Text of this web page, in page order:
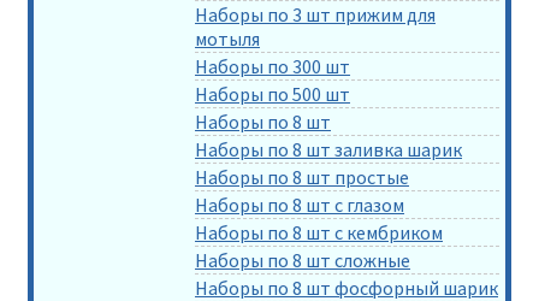
Наборы по 3 шт прижим для
мотыля
Наборы по 300 шт
Наборы по 500 шт
Наборы по 8 шт
Наборы по 8 шт заливка шарик
Наборы по 8 шт простые
Наборы по 8 шт с глазом
Наборы по 8 шт с кембриком
Наборы по 8 шт сложные
Наборы по 8 шт фосфорный шарик